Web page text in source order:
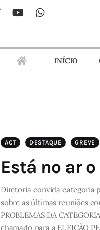
INÍCIO
ACT DESTAQUE GREVE
Está no ar
Diretoria convida categoria
sobre as últimas reuniões
PROBLEMAS DA
chamado para a ELEIÇÃO